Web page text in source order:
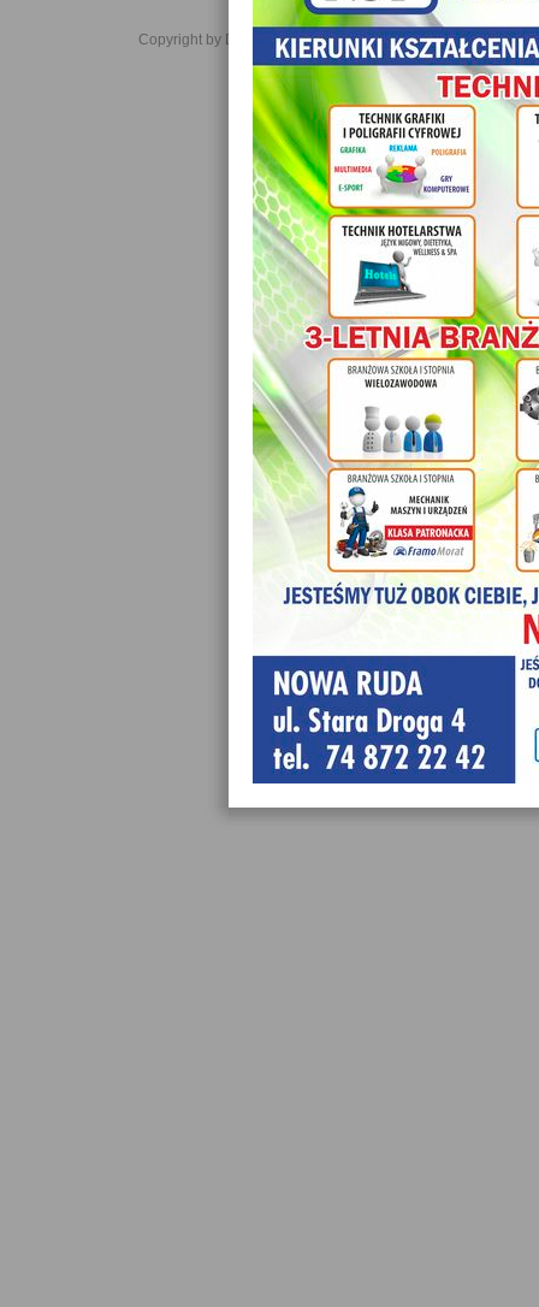
Copyright by Daniel JabĹoĹski 2006-2021. All rights